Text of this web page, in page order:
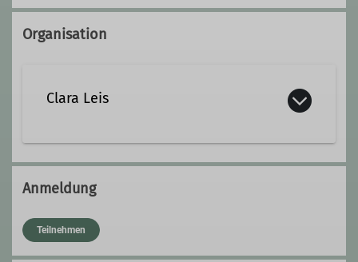
Organisation
Clara Leis
clara.leis@dav-landsberg.de
Qualifikationen
Anmeldung
Teilnehmen